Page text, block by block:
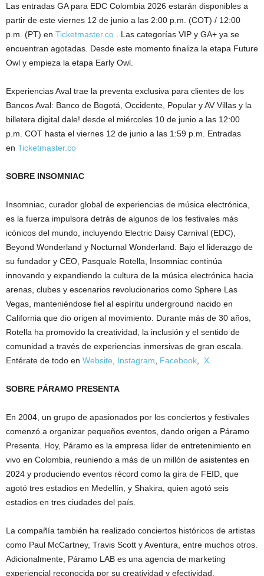
Las entradas GA para EDC Colombia 2026 estarán disponibles a
partir de este viernes 12 de junio a las 2:00 p.m. (COT) / 12:00
p.m. (PT) en Ticketmaster.co . Las categorías VIP y GA+ ya se
encuentran agotadas. Desde este momento finaliza la etapa Future
Owl y empieza la etapa Early Owl.
Experiencias Aval trae la preventa exclusiva para clientes de los
Bancos Aval: Banco de Bogotá, Occidente, Popular y AV Villas y la
billetera digital dale! desde el miércoles 10 de junio a las 12:00
p.m. COT hasta el viernes 12 de junio a las 1:59 p.m. Entradas
en Ticketmaster.co
SOBRE INSOMNIAC
Insomniac, curador global de experiencias de música electrónica,
es la fuerza impulsora detrás de algunos de los festivales más
icónicos del mundo, incluyendo Electric Daisy Carnival (EDC),
Beyond Wonderland y Nocturnal Wonderland. Bajo el liderazgo de
su fundador y CEO, Pasquale Rotella, Insomniac continúa
innovando y expandiendo la cultura de la música electrónica hacia
arenas, clubes y escenarios revolucionarios como Sphere Las
Vegas, manteniéndose fiel al espíritu underground nacido en
California que dio origen al movimiento. Durante más de 30 años,
Rotella ha promovido la creatividad, la inclusión y el sentido de
comunidad a través de experiencias inmersivas de gran escala.
Entérate de todo en Website, Instagram, Facebook, X.
SOBRE PÁRAMO PRESENTA
En 2004, un grupo de apasionados por los conciertos y festivales
comenzó a organizar pequeños eventos, dando origen a Páramo
Presenta. Hoy, Páramo es la empresa líder de entretenimiento en
vivo en Colombia, reuniendo a más de un millón de asistentes en
2024 y produciendo eventos récord como la gira de FEID, que
agotó tres estadios en Medellín, y Shakira, quien agotó seis
estadios en tres ciudades del país.
La compañía también ha realizado conciertos históricos de artistas
como Paul McCartney, Travis Scott y Aventura, entre muchos otros.
Adicionalmente, Páramo LAB es una agencia de marketing
experiencial reconocida por su creatividad y efectividad.